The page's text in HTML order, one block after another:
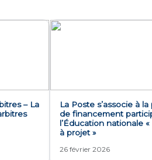
– La
La Poste s’associe à
de financement
l’Éducation nationale
à projet »
26 février 2026